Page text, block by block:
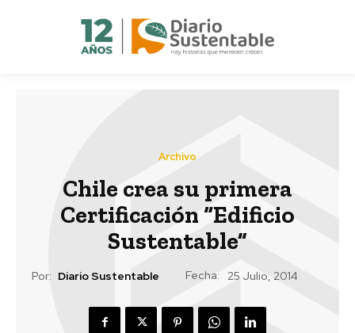
Archivo
Chile crea su primera
Certificación “Edificio
Sustentable”
Por: Diario Sustentable Fecha: 25 Julio, 2014